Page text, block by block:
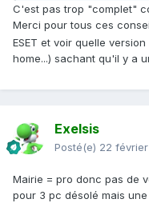
C'est pas trop "complet"
Merci pour tous ces
ESET et voir quelle
home...) sachant qu'il y a
Exelsis
Posté(e) 22 février
Mairie = pro donc pas de
pour 3 pc désolé mais